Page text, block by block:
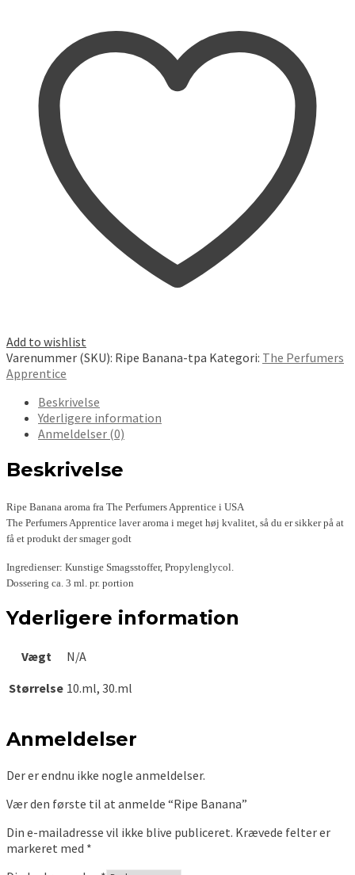
Add to wishlist
Varenummer (SKU): Ripe Banana-tpa Kategori: The Perfumers
Apprentice
Beskrivelse
Yderligere information
Anmeldelser (0)
Beskrivelse
Ripe Banana aroma fra The Perfumers Apprentice i USA
The Perfumers Apprentice laver aroma i meget høj kvalitet, så du er sikker på at
få et produkt der smager godt
Ingredienser: Kunstige Smagsstoffer, Propylenglycol.
Dossering ca. 3 ml. pr. portion
Yderligere information
Vægt
N/A
Størrelse 10.ml, 30.ml
Anmeldelser
Der er endnu ikke nogle anmeldelser.
Vær den første til at anmelde “Ripe Banana”
Din e-mailadresse vil ikke blive publiceret. Krævede felter er
markeret med *